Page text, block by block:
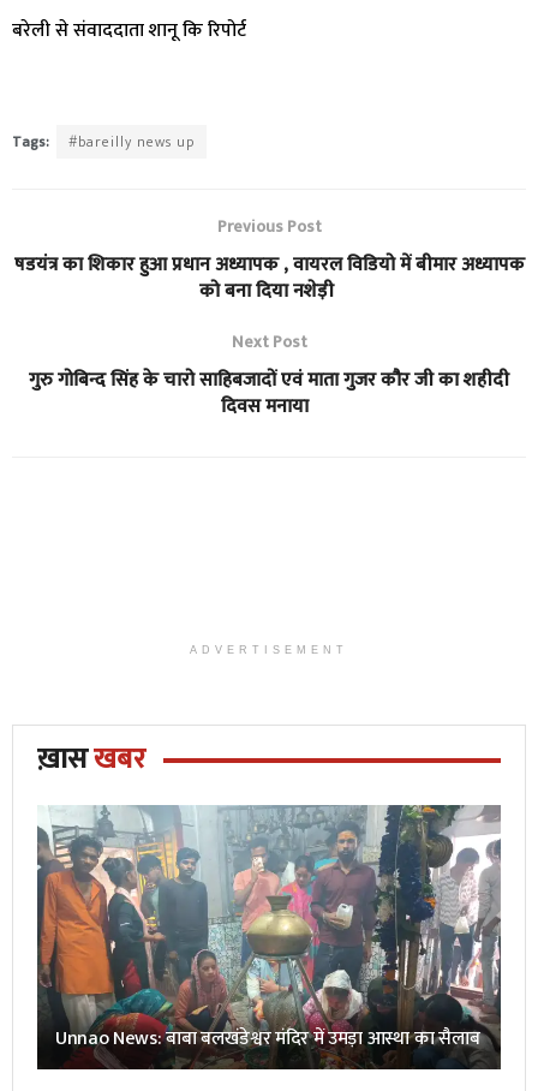
बरेली से संवाददाता शानू कि रिपोर्ट
Tags: #bareilly news up
Previous Post
षडयंत्र का शिकार हुआ प्रधान अध्यापक , वायरल विडियो में बीमार अध्यापक
को बना दिया नशेड़ी
Next Post
गुरु गोबिन्द सिंह के चारो साहिबजादों एवं माता गुजर कौर जी का शहीदी
दिवस मनाया
ADVERTISEMENT
ख़ासखबर
Unnao News: बाबा बलखंडेश्वर मंदिर में उमड़ा आस्था का सैलाब